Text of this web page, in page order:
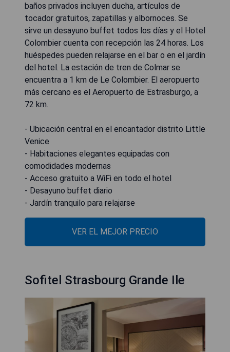
baños privados incluyen ducha, artículos de
tocador gratuitos, zapatillas y albornoces. Se
sirve un desayuno buffet todos los días y el Hotel
Colombier cuenta con recepción las 24 horas. Los
huéspedes pueden relajarse en el bar o en el jardín
del hotel. La estación de tren de Colmar se
encuentra a 1 km de Le Colombier. El aeropuerto
más cercano es el Aeropuerto de Estrasburgo, a
72 km.
- Ubicación central en el encantador distrito Little
Venice
- Habitaciones elegantes equipadas con
comodidades modernas
- Acceso gratuito a WiFi en todo el hotel
- Desayuno buffet diario
- Jardín tranquilo para relajarse
VER EL MEJOR PRECIO
Sofitel Strasbourg Grande Ile